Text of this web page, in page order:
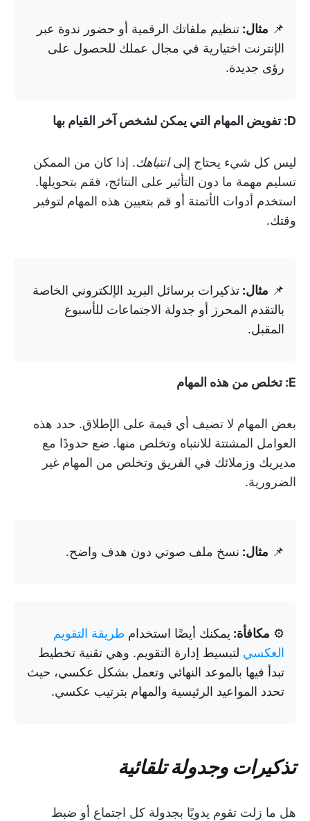
📌 مثال: تنظيم ملفاتك الرقمية أو حضور ندوة عبر
الإنترنت اختيارية في مجال عملك للحصول على
رؤى جديدة.
D: تفويض المهام التي يمكن لشخص آخر القيام بها
ليس كل شيء يحتاج إلىانتباهك. إذا كان من الممكن
تسليم مهمة ما دون التأثير على النتائج، فقم بتحويلها.
استخدم أدوات الأتمتة أو قم بتعيين هذه المهام لتوفير
وقتك.
📌 مثال: تذكيرات برسائل البريد الإلكتروني الخاصة
بالتقدم المحرز أو جدولة الاجتماعات للأسبوع
المقبل.
E: تخلص من هذه المهام
بعض المهام لا تضيف أي قيمة على الإطلاق. حدد هذه
العوامل المشتتة للانتباه وتخلص منها. ضع حدودًا مع
مديريك وزملائك في الفريق وتخلص من المهام غير
الضرورية.
📌 مثال: نسخ ملف صوتي دون هدف واضح.
⚙️ مكافأة: يمكنك أيضًا استخدام طريقة التقويم
العكسي لتبسيط إدارة التقويم. وهي تقنية تخطيط
تبدأ فيها بالموعد النهائي وتعمل بشكل عكسي، حيث
تحدد المواعيد الرئيسية والمهام بترتيب عكسي.
تذكيرات وجدولة تلقائية
هل ما زلت تقوم يدويًا بجدولة كل اجتماع أو ضبط